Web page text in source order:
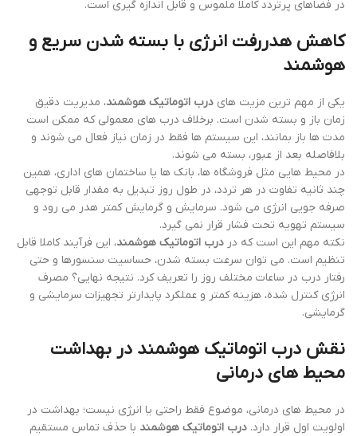
در فضاهای پرتردد کاملا ملموس و قابل اندازه گیری است.
کاهش هدررفت انرژی با بسته شدن سریع و
هوشمند
یکی از مهم ترین مزیت های درب اتوماتیک هوشمند، مدیریت دقیق
زمان باز و بسته شدن است. برخلاف درب های معمولی که ممکن است
مدت ها باز بمانند، این سیستم ها فقط در زمان نیاز فعال می شوند و
بلافاصله بعد از عبور، بسته می شوند.
در محیط هایی مثل فروشگاه ها، بانک ها یا ساختمان های اداری، همین
چند ثانیه تفاوت در هر تردد، در طول روز تبدیل به مقدار قابل توجهی
صرفه جویی انرژی می شود. سرمایش و گرمایش کمتر هدر می رود و
سیستم تهویه تحت فشار قرار نمی گیرد.
نکته مهم این است که در درب اتوماتیک هوشمند، این فرآیند کاملا قابل
تنظیم است. می توان سرعت بسته شدن، حساسیت سنسورها و حتی
رفتار درب در ساعات مختلف روز را تعریف کرد. نتیجه نهایی؟ مصرف
انرژی کنترل شده، هزینه کمتر و عملکرد پایدارتر تجهیزات سرمایشی و
گرمایشی.
نقش درب اتوماتیک هوشمند در بهداشت
محیط های درمانی
در محیط های درمانی، موضوع فقط راحتی یا انرژی نیست؛ بهداشت در
اولویت اول قرار دارد. درب اتوماتیک هوشمند با حذف تماس مستقیم